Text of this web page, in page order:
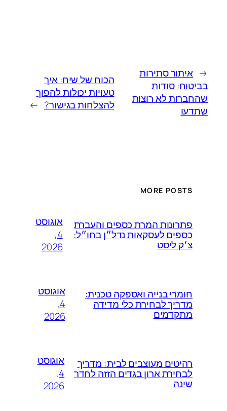
← איתור סתירות
בביטוח: סודות
שהחברות לא רוצות
שתדעו
הכוח של שיח: איך
טעויות יכולות להפוך
להצלחות בגישור? →
MORE POSTS
פתרונות המרת כספים והעברת
כספים לעסקאות נדל״ן בחו״ל:
צ׳ק ליסט
אוגוסט
4,
2026
חומרי בנייה ואספקה טכנית:
מדריך לבחירת כלי מדידה
מתקדמים
אוגוסט
4,
2026
רהיטים מעוצבים לבית: מדריך
לבחירת ארון בגדים הזזה לחדר
שינה
אוגוסט
4,
2026